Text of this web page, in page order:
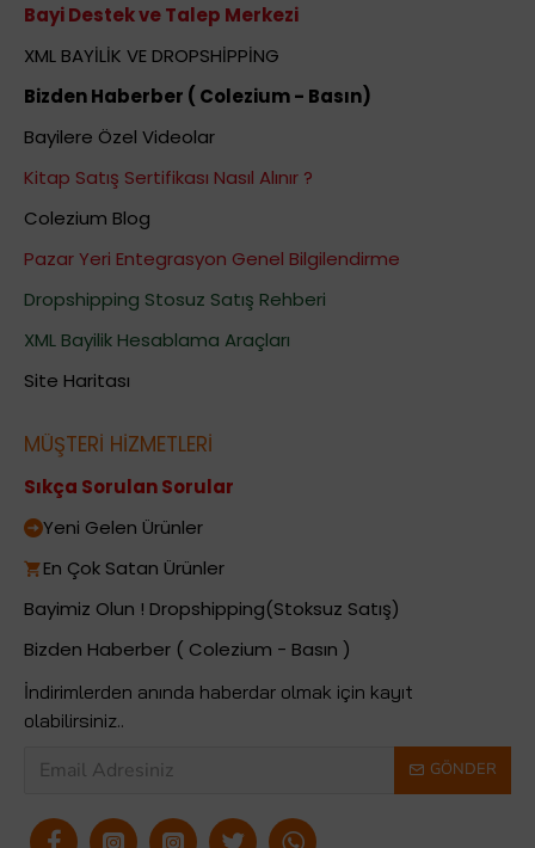
Bayi Destek ve Talep Merkezi
XML BAYİLİK VE DROPSHİPPİNG
Bizden Haberber ( Colezium - Basın)
Bayilere Özel Videolar
Kitap Satış Sertifikası Nasıl Alınır ?
Colezium Blog
Pazar Yeri Entegrasyon Genel Bilgilendirme
Dropshipping Stosuz Satış Rehberi
XML Bayilik Hesablama Araçları
Site Haritası
MÜŞTERİ HİZMETLERİ
Sıkça Sorulan Sorular
Yeni Gelen Ürünler
En Çok Satan Ürünler
Bayimiz Olun ! Dropshipping(Stoksuz Satış)
Bizden Haberber ( Colezium - Basın )
İndirimlerden anında haberdar olmak için kayıt
olabilirsiniz..
GÖNDER